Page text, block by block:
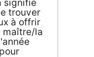
signifie
trouver
à offrir
maître/la